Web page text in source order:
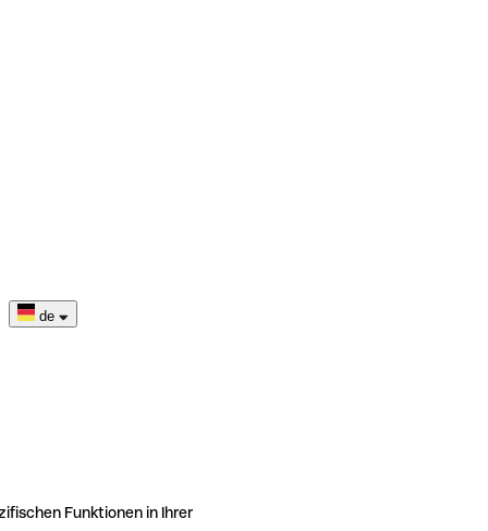
de
Funktionen in Ihrer